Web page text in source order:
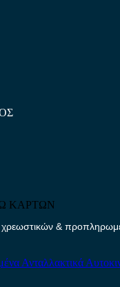
ΚΑΡΤΩΝ
&
Ανταλλακτικά